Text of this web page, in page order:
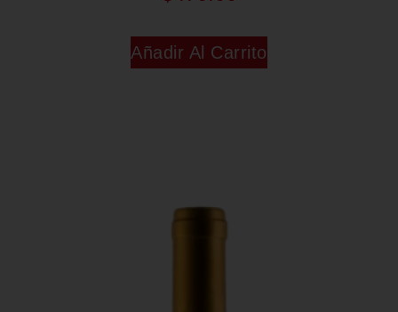
Añadir Al Carrito